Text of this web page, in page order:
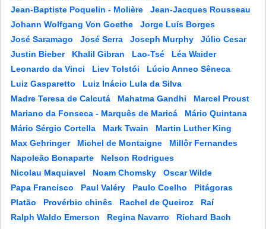
Jean-Baptiste Poquelin - Molière
Jean-Jacques Rousseau
Johann Wolfgang Von Goethe
Jorge Luís Borges
José Saramago
José Serra Joseph Murphy
Júlio Cesar
Justin Bieber
Khalil Gibran Lao-Tsé
Léa Waider
Leonardo da Vinci
Liev Tolstói
Lúcio Anneo Sêneca
Luiz Gasparetto
Luiz Inácio Lula da Silva
Madre Teresa de Calcutá
Mahatma Gandhi
Marcel Proust
Mariano da Fonseca - Marquês de Maricá
Mário Quintana
Mário Sérgio Cortella
Mark Twain
Martin Luther King
Max Gehringer
Michel de Montaigne
Millôr Fernandes
Napoleão Bonaparte
Nelson Rodrigues
Nicolau Maquiavel
Noam Chomsky
Oscar Wilde
Papa Francisco
Paul Valéry Paulo Coelho
Pitágoras
Platão
Provérbio chinês Rachel de Queiroz
Raí
Ralph Waldo Emerson
Regina Navarro
Richard Bach